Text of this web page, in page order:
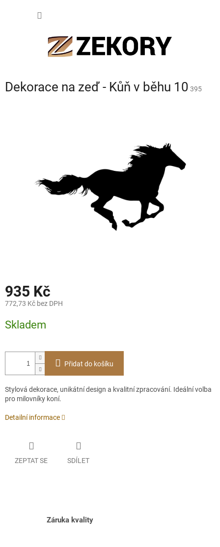
Dekorace na zeď - Kůň v běhu 10 395
935 Kč
772,73 Kč bez DPH
cena:
Skladem
Přidat do košíku
Stylová dekorace, unikátní design a kvalitní zpracování. Ideální volba
pro milovníky koní.
Detailní informace
ZEPTAT SE SDÍLET
Záruka kvality